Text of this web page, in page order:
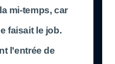
mi-temps, car
faisait le job.
l’entrée de